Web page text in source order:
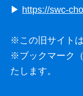
▶ https://swc-
※この旧サイト
※ブックマーク
たします。